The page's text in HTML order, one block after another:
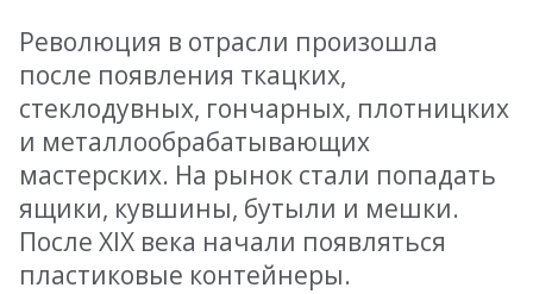
Революция в отрасли произошла
после появления ткацких,
стеклодувных, гончарных, плотницких
и металлообрабатывающих
мастерских. На рынок стали попадать
ящики, кувшины, бутыли и мешки.
После XIX века начали появляться
пластиковые контейнеры.